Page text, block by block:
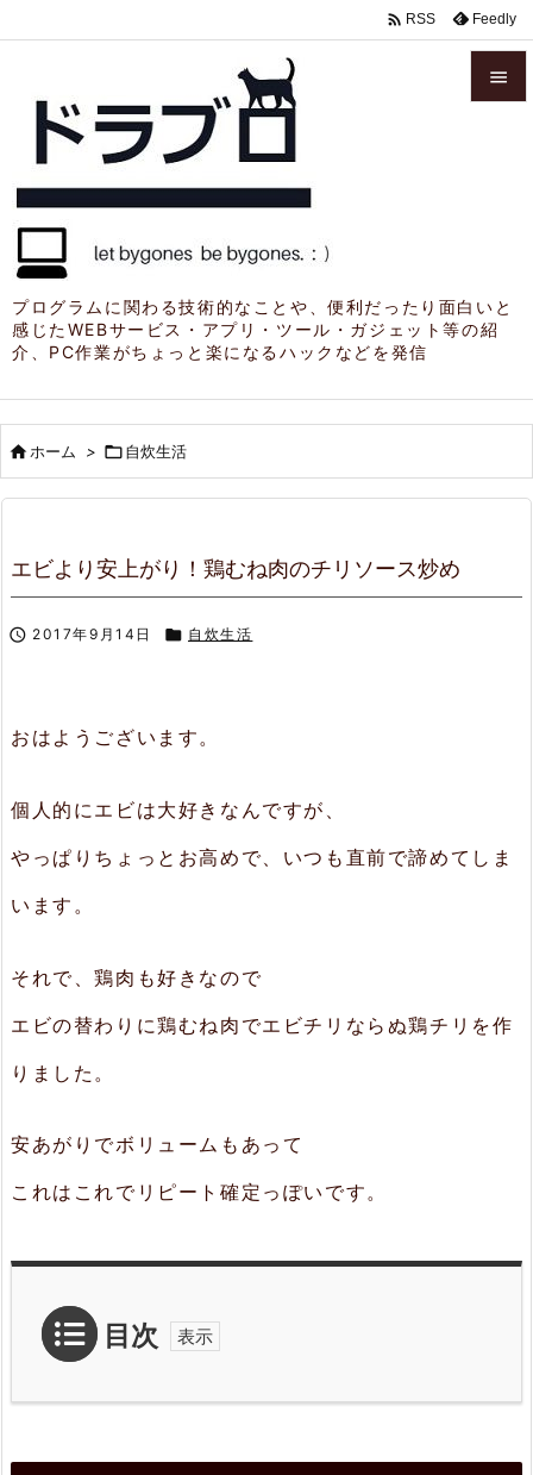
プログラムに関わる技術的なことや、便利だったり面白いと
感じたWEBサービス・アプリ・ツール・ガジェット等の紹
介、PC作業がちょっと楽になるハックなどを発信


次へ
 RSS Feedly
ホーム > 自炊生活
エビより安上がり！鶏むね肉のチリソース炒め
 2017年9月14日  自炊生活
おはようございます。
個人的にエビは大好きなんですが、
やっぱりちょっとお高めで、いつも直前で諦めてしま
います。
それで、鶏肉も好きなので
エビの替わりに鶏むね肉でエビチリならぬ鶏チリを作
りました。
安あがりでボリュームもあって
これはこれでリピート確定っぽいです。
目次
1.